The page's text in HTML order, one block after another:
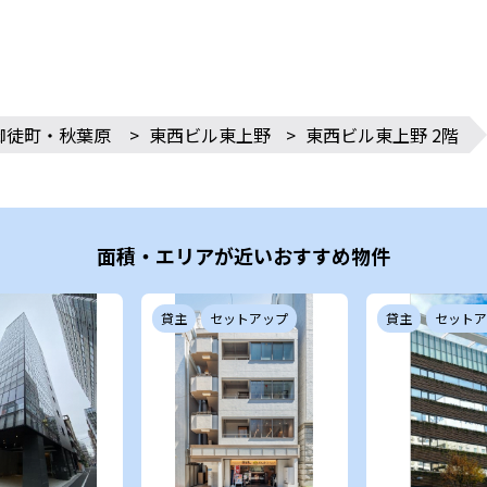
徒町・秋葉原 > 東西ビル東上野 > 東西ビル東上野 2階
面積・エリアが近いおすすめ物件
貸主 セットアップ 貸主 セット